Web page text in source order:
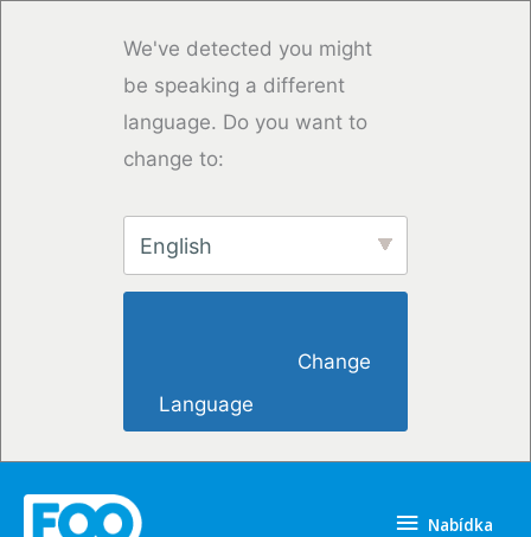
We've detected you might
be speaking a different
language. Do you want to
change to:
English
Language
Nabídka